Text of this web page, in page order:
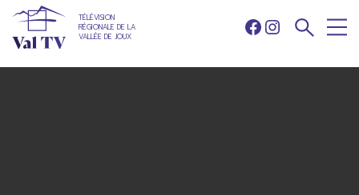
TÉLÉVISION
RÉGIONALE DE LA
VALLÉE DE JOUX
Facebook
Instagram